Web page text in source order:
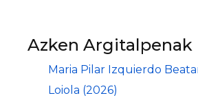
Azken Argitalpenak
Maria Pilar Izquierdo
Loiola (2026)